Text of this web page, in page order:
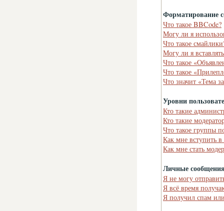
Форматирование
Что такое BBCode?
Могу ли я
Что такое
Могу ли я
Что такое
Что такое
Что значит «Тема
Уровни
Кто такие
Кто такие
Что такое группы
Как мне вступить в
Как мне стать
Личные
Я не могу
Я всё время
Я получил спам